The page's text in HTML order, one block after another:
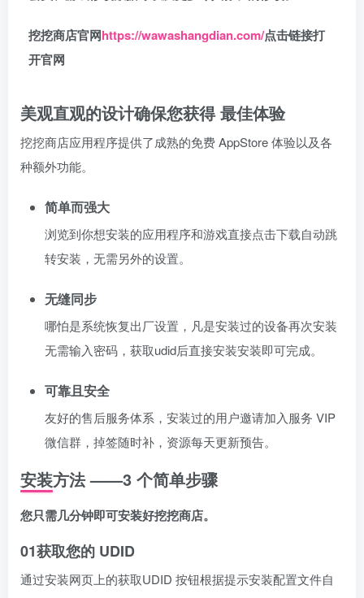
挖挖商店官网https://wawashangdian.com/点击链接打
开官网
美观直观的设计确保您获得 最佳体验
挖挖商店应用程序提供了成熟的免费 AppStore 体验以及各
种额外功能。
简单而强大
浏览到你想安装的应用程序和游戏直接点击下载自动跳
转安装，无需另外的设置。
无缝同步
哪怕是系统恢复出厂设置，凡是安装过的设备再次安装
无需输入密码，获取udid后直接安装安装即可完成。
可靠且安全
友好的售后服务体系，安装过的用户邀请加入服务 VIP
微信群，掉签随时补，资源每天更新预告。
安装方法 ——3 个简单步骤
您只需几分钟即可安装好挖挖商店。
01获取您的 UDID
通过安装网页上的获取UDID 按钮根据提示安装配置文件自